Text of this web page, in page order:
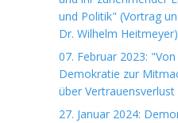
und Politik" (Vortrag
Dr. Wilhelm Heitmeyer)
07. Februar 2023:
Demokratie zur
über
27. Januar 2024: